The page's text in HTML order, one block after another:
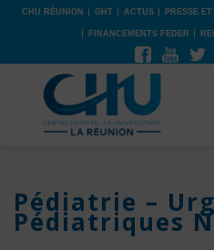
CHU RÉUNION GHT ACTUS PRESSE
FINANCEMENTS FEDER
Pédiatrie –
Pédiatriques